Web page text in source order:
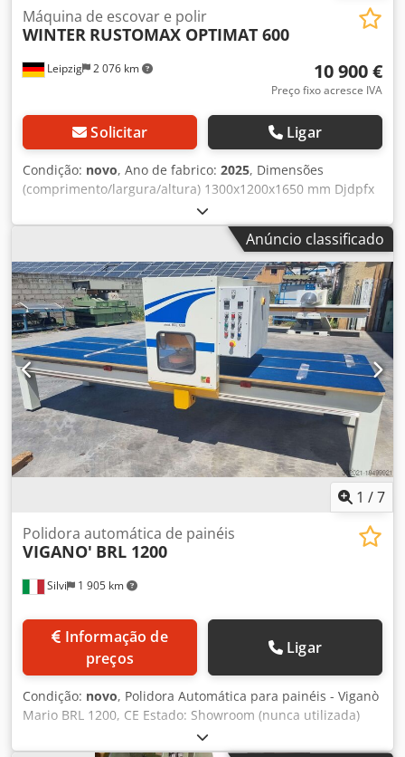
Leipzig 2 076 km
Máquina de escovar e polir
WINTER RUSTOMAX OPTIMAT 600
10 900 €
Preço fixo acresce IVA
Solicitar Ligar
Condição: novo, Ano de fabrico: 2025, Dimensões
(comprimento/largura/altura) 1300x1200x1650 mm Djdpfx
Aijv A Hdpe Tsck Peso 440 kg Requisito total de potência 8
kW Máquina de escovar RUSTOMAX OPTIMAT 600 - Largura
de trabalho 600 mm - máx. altura do material 300 mm -
Comprimento de trabalho 1200 mm - Diâmetro da escova
190 mm - Velocidade da escova 1500 rpm - Diâmetro do
fuso 40 mm - Quantidade de pincéis: 2 peças. (metal +
náilon) - máx. velocidade da correia de alimentação +
ajuste contínuo de 0 - 10 m/min. - Altura de trabalho 940
mm + 50 mm - Diâmetro do bico de extração 2 x 120 mm -
Potência total 8,0 kW (2 x 4 KW) - Voltagem 400V / 50Hz -
Dimensões totais C=1300 mm, L=1200 mm, A=1650 mm -
Peso 440 kg
Anúncio classificado
1 /7
Silvi 1 905 km
Polidora automática de painéis
VIGANO' BRL 1200
preços
Ligar
Condição: novo, Polidora Automática para painéis - Viganò
Mario BRL 1200, CE Estado: Showroom (nunca utilizada)
Disponibilidade: Imediata A polidora automática modelo
BRL 1200 é uma máquina moderna e eficiente, projetada